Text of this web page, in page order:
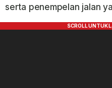
serta penempelan jalan